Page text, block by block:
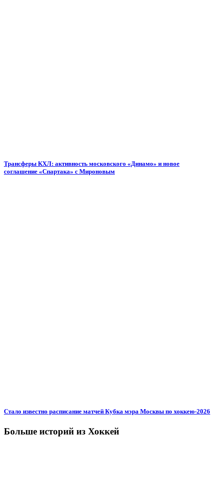
Трансферы КХЛ: активность московского «Динамо» и новое
соглашение «Спартака» с Мироновым
Стало известно расписание матчей Кубка мэра Москвы по хоккею-2026
Больше историй из Хоккей